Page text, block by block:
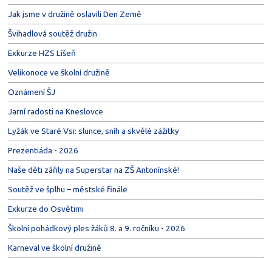
Jak jsme v družině oslavili Den Země
Švihadlová soutěž družin
Exkurze HZS Líšeň
Velikonoce ve školní družině
Oznámení ŠJ
Jarní radosti na Kneslovce
Lyžák ve Staré Vsi: slunce, sníh a skvělé zážitky
Prezentiáda - 2026
Naše děti zářily na Superstar na ZŠ Antonínské!
Soutěž ve šplhu – městské finále
Exkurze do Osvětimi
Školní pohádkový ples žáků 8. a 9. ročníku - 2026
Karneval ve školní družině